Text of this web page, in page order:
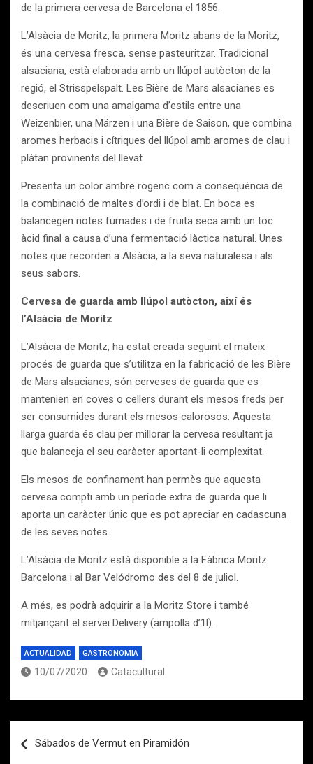
de la primera cervesa de Barcelona el 1856.
L’Alsàcia de Moritz, la primera Moritz abans de la Moritz,
és una cervesa fresca, sense pasteuritzar. Tradicional
alsaciana, està elaborada amb un llúpol autòcton de la
regió, el Strisspelspalt. Les Bière de Mars alsacianes es
descriuen com una amalgama d’estils entre una
Weizenbier, una Märzen i una Bière de Saison, que combina
aromes herbacis i cítriques del llúpol amb aromes de clau i
plàtan provinents del llevat.
Presenta un color ambre rogenc com a conseqüència de
la combinació de maltes d’ordi i de blat. En boca es
balancegen notes fumades i de fruita seca amb un toc
àcid final a causa d’una fermentació làctica natural. Unes
notes que recorden a Alsàcia, a la seva naturalesa i als
seus sabors.
Cervesa de guarda amb llúpol autòcton, així és
l’Alsàcia de Moritz
L’Alsàcia de Moritz, ha estat creada seguint el mateix
procés de guarda que s’utilitza en la fabricació de les Bière
de Mars alsacianes, són cerveses de guarda que es
mantenien en coves o cellers durant els mesos freds per
ser consumides durant els mesos calorosos. Aquesta
llarga guarda és clau per millorar la cervesa resultant ja
que balanceja el seu caràcter aportant-li complexitat.
Els mesos de confinament han permès que aquesta
cervesa compti amb un període extra de guarda que li
aporta un caràcter únic que es pot apreciar en cadascuna
de les seves notes.
L’Alsàcia de Moritz està disponible a la Fàbrica Moritz
Barcelona i al Bar Velódromo des del 8 de juliol.
A més, es podrà adquirir a la Moritz Store i també
mitjançant el servei Delivery (ampolla d’1l).
ACTUALIDAD GASTRONOMIA
10/07/2020 Catacultural
de
Sábados de Vermut en Piramidón